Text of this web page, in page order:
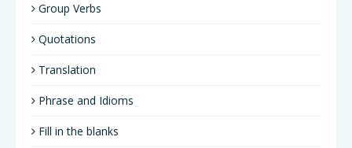
Group Verbs
Quotations
Translation
Phrase and Idioms
Fill in the blanks